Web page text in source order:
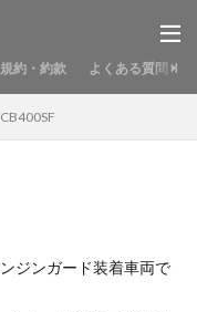
約・約款 よくある質問
ジンガード装着車両で